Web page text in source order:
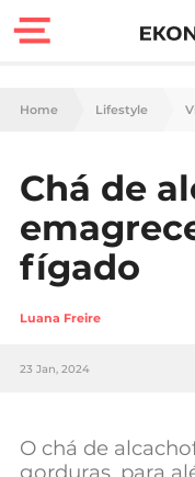
Finanças
Carreira
Casa
Lifestyle
Sociedade
Home Lifestyle
Chá de
fígado
Luana Freire
23 Jan, 2024
O chá de